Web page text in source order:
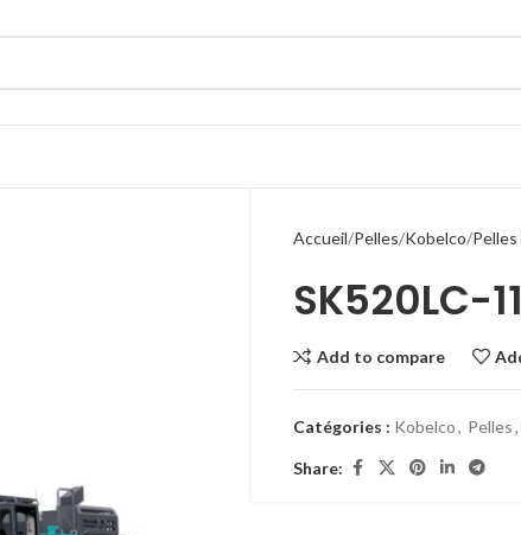
Accueil Pelles Kobelco Pelles
SK520LC-
Add to compare
Catégories : Kobelco, Pelles,
Share: